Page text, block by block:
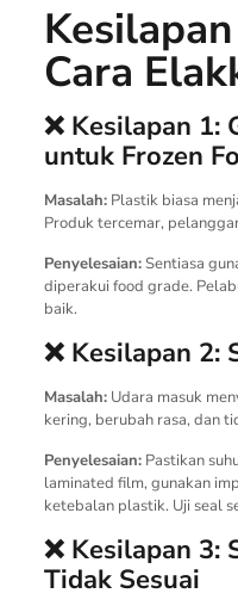
Cara
❌ Kesilapan 1:
untuk Frozen
Masalah:Plastik biasa
Produk tercemar,
Penyelesaian:Sentiasa
diperakui food grade.
baik.
❌ Kesilapan 2:
Masalah:Udara masuk
kering, berubah rasa, dan
Penyelesaian:Pastikan
laminated film, gunakan
ketebalan plastik. Uji seal
❌ Kesilapan 3:
Tidak Sesuai